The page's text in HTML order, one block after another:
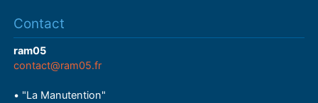
Contact
ram05
contact@ram05.fr
• "La Manutention"